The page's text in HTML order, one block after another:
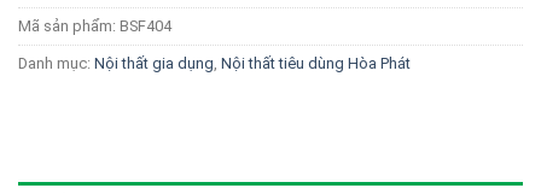
Mã sản phẩm: BSF404
Danh mục: Nội thất gia dụng Nội thất tiêu dùng Hòa Phát